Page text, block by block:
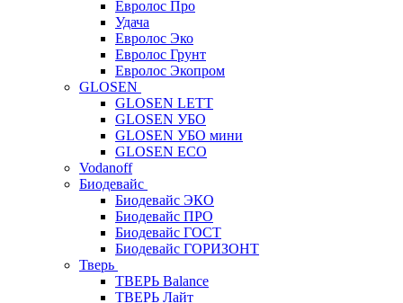
Евролос Про
Удача
Евролос Эко
Евролос Грунт
Евролос Экопром
GLOSEN
GLOSEN LETT
GLOSEN УБО
GLOSEN УБО мини
GLOSEN ECO
Vodanoff
Биодевайс
Биодевайс ЭКО
Биодевайс ПРО
Биодевайс ГОСТ
Биодевайс ГОРИЗОНТ
Тверь
ТВЕРЬ Balance
ТВЕРЬ Лайт